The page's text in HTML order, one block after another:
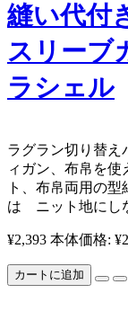
縫い代付
スリーブ
ラシェル
ラグラン切り替え
ィガン、布帛を使
ト、布帛両用の
は ニット地にし
¥2,393 本体価格:
カートに追加